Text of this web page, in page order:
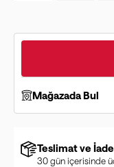
Mağazada Bul
Teslimat ve İade
30 gün içerisinde